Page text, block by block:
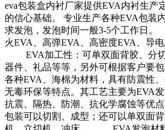
eva包装盒内衬厂家提供EVA内衬生
的信心基础。 专业生产各种EVA包装
求发泡，发泡时间一般3-5个工作日
火EVA、高弹EVA、高密度EVA、
EVA加工性：可单双面背胶、分切
器件、礼品等等，另外可根据客户要
各种EVA、海棉为材料，具有防震性
无毒环保等特点。其工艺主要为EVA
抗震、隔热、防潮、抗化学腐蚀等优
包装可以切割、成型；还可以单双面